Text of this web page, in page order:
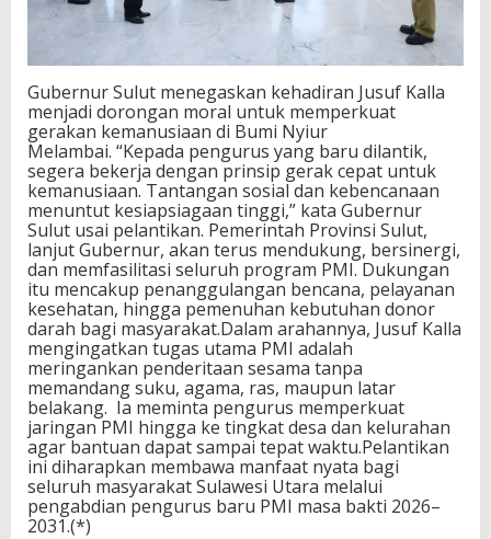
Gubernur Sulut menegaskan kehadiran Jusuf Kalla
menjadi dorongan moral untuk memperkuat
gerakan kemanusiaan di Bumi Nyiur
Melambai. “Kepada pengurus yang baru dilantik,
segera bekerja dengan prinsip gerak cepat untuk
kemanusiaan. Tantangan sosial dan kebencanaan
menuntut kesiapsiagaan tinggi,” kata Gubernur
Sulut usai pelantikan. Pemerintah Provinsi Sulut,
lanjut Gubernur, akan terus mendukung, bersinergi,
dan memfasilitasi seluruh program PMI. Dukungan
itu mencakup penanggulangan bencana, pelayanan
kesehatan, hingga pemenuhan kebutuhan donor
darah bagi masyarakat.Dalam arahannya, Jusuf Kalla
mengingatkan tugas utama PMI adalah
meringankan penderitaan sesama tanpa
memandang suku, agama, ras, maupun latar
belakang. Ia meminta pengurus memperkuat
jaringan PMI hingga ke tingkat desa dan kelurahan
agar bantuan dapat sampai tepat waktu.Pelantikan
ini diharapkan membawa manfaat nyata bagi
seluruh masyarakat Sulawesi Utara melalui
pengabdian pengurus baru PMI masa bakti 2026–
2031.(*)